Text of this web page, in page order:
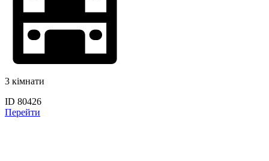
3 кімнати
ID 80426
Перейти